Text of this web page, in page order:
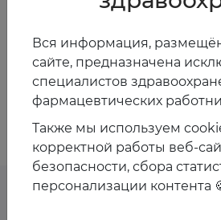
железодефицитных состояний.
Показать все
Вся информация,
сайте, предназначена
специалистов
фармацевтических
Также мы используем
корректной работы веб-
безопасности, сбора
персонализации контента